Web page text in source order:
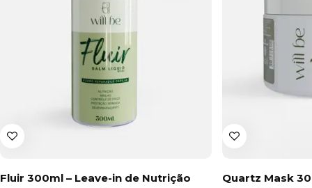
Fluir 300ml – Leave-in de Nutrição
Quartz Mask